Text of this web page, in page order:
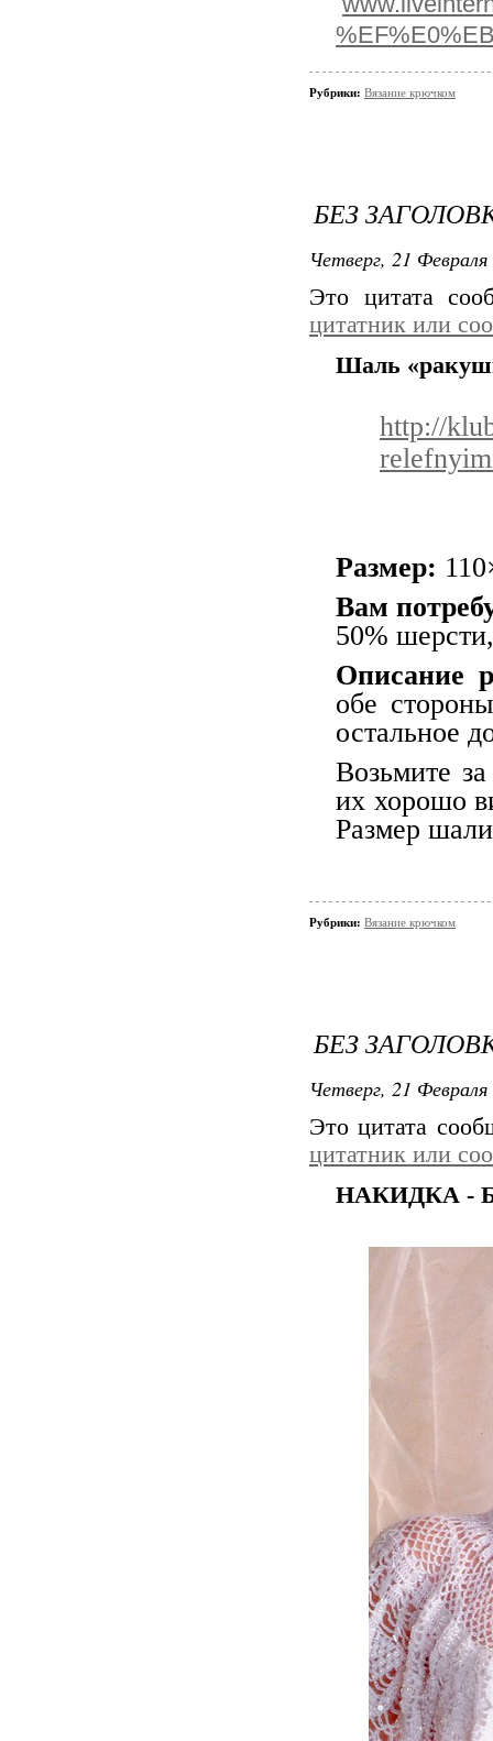
Рубрики: Вязание крючком
БЕЗ
Четверг, 21
Это цитата
цитатник или
Шаль
http://
Размер:
Вам
50%
Описание
обе
остальное
Возьмите
их хорошо
Размер
Рубрики: Вязание крючком
БЕЗ
Четверг, 21
Это цитата
цитатник или
НАКИДКА -